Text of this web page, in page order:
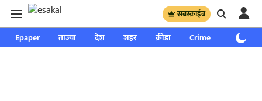
सबस्क्राईब
Epaper ताज्या देश शहर क्रीडा Crime साप्ताहिक